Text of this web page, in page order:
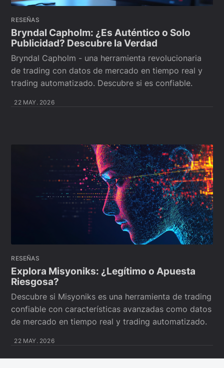
RESEÑAS
Bryndal Capholm: ¿Es Auténtico o Solo
Publicidad? Descubre la Verdad
Bryndal Capholm - una herramienta revolucionaria
de trading con datos de mercado en tiempo real y
trading automatizado. Descubre si es confiable.
22 MAY. 2026
RESEÑAS
Explora Misyoniks: ¿Legítimo o Apuesta
Riesgosa?
Descubre si Misyoniks es una herramienta de trading
confiable con características avanzadas como datos
de mercado en tiempo real y trading automatizado.
22 MAY. 2026